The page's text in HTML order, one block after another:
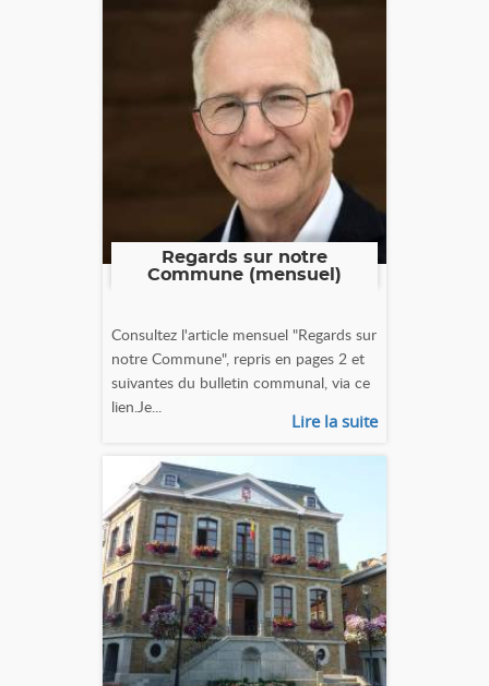
Regards sur notre
Commune (mensuel)
Consultez l'article mensuel "Regards sur
notre Commune", repris en pages 2 et
suivantes du bulletin communal, via ce
lien.Je...
Lire la suite